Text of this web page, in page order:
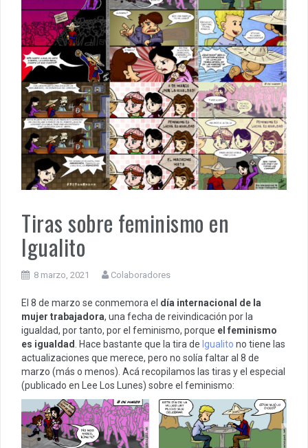
Tiras sobre feminismo en
Igualito
8 marzo, 2021 Colaboradores
El 8 de marzo se conmemora el día internacional de la
mujer trabajadora, una fecha de reivindicación por la
igualdad, por tanto, por el feminismo, porque el feminismo
es igualdad. Hace bastante que la tira de Igualito no tiene las
actualizaciones que merece, pero no solía faltar al 8 de
marzo (más o menos). Acá recopilamos las tiras y el especial
(publicado en Lee Los Lunes) sobre el feminismo: